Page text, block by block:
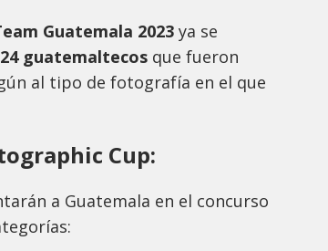
Guatemala 2023 ya se
24 guatemaltecos que fueron
al tipo de fotografía en el que
Cup:
a Guatemala en el concurso